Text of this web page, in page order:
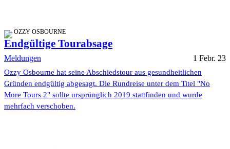
OZZY OSBOURNE
Endgültige Tourabsage
Meldungen 1 Febr. 23
Ozzy Osbourne hat seine Abschiedstour aus gesundheitlichen
Gründen endgültig abgesagt. Die Rundreise unter dem Titel "No
More Tours 2" sollte ursprünglich 2019 stattfinden und wurde
mehrfach verschoben.